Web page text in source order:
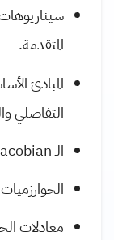
المتقدمة.
المبادئ
التفاضلي
الـ
معادلات